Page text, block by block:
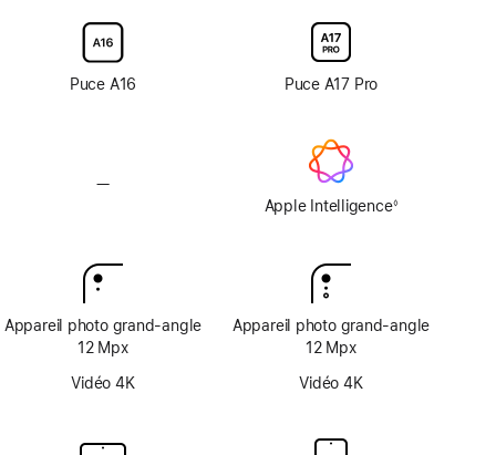
verre
d’écran
nano-
Puce A16
—Pas
Appareil photo grand‑angle
12 Mpx
Vidéo 4K
verre
d’écran
nano-
Puce A17 Pro
Apple Intelligence◊
Appareil photo grand‑angle
12 Mpx
Vidéo 4K